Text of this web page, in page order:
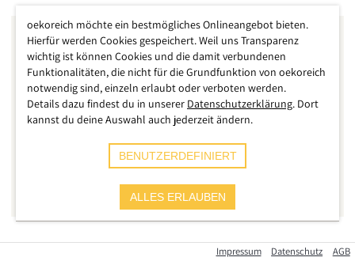
Der vorläufig wohl heißeste Tag des Jahres bringt am Ende
Impressum Datenschutz AGB
oekoreich möchte ein bestmögliches Onlineangebot bieten.
Hierfür werden Cookies gespeichert. Weil uns Transparenz
wichtig ist können Cookies und die damit verbundenen
Funktionalitäten, die nicht für die Grundfunktion von oekoreich
notwendig sind, einzeln erlaubt oder verboten werden.
Details dazu findest du in unserer Datenschutzerklärung. Dort
kannst du deine Auswahl auch jederzeit ändern.
BENUTZERDEFINIERT
ALLES ERLAUBEN